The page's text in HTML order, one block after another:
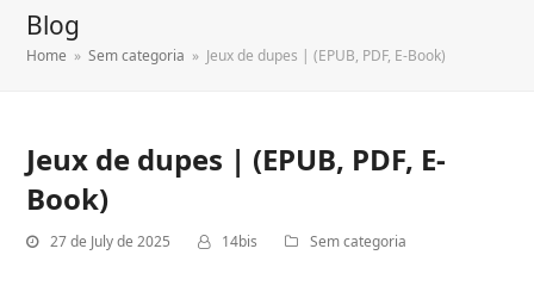
Blog
Home » Sem categoria » Jeux de dupes | (EPUB, PDF, E-Book)
Jeux de dupes | (EPUB, PDF, E-
Book)
27 de July de 2025 14bis Sem categoria